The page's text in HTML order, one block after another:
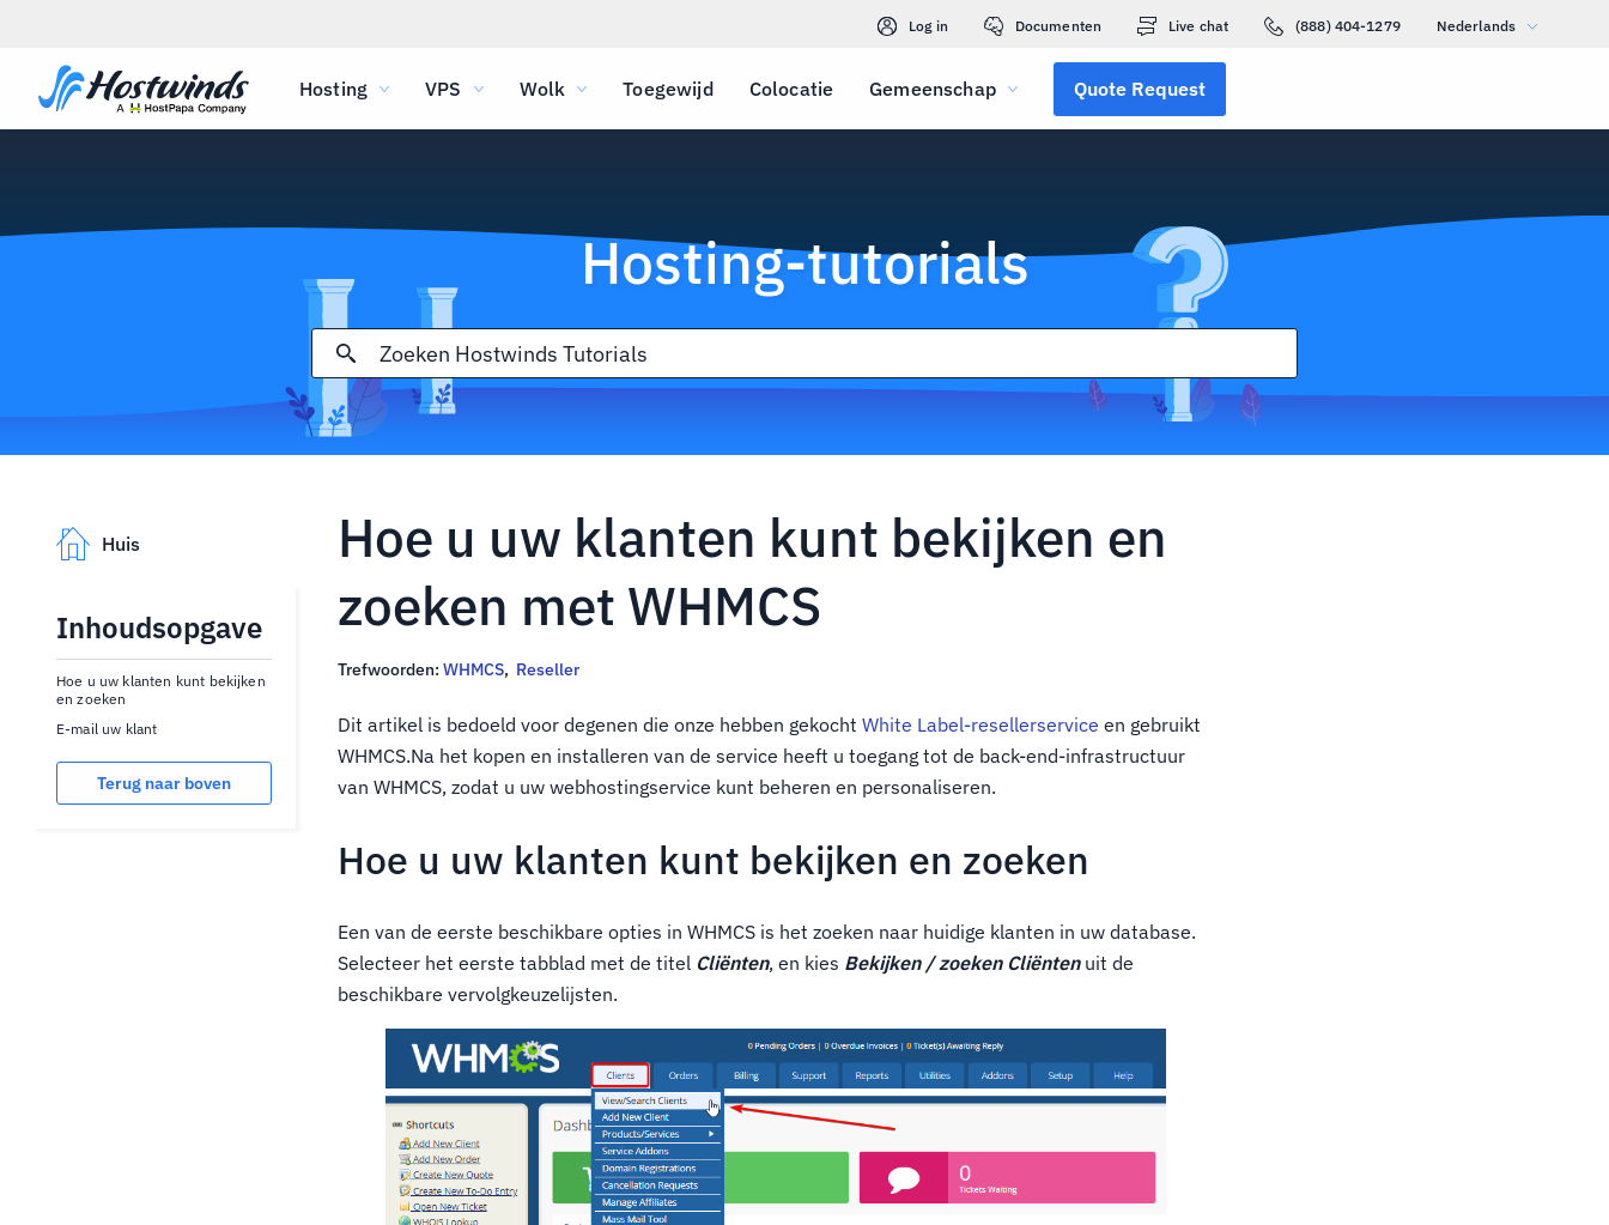
Log in Documenten Live chat (888) 404-1279 Nederlands
Hosting VPS Wolk Toegewijd Colocatie Gemeenschap Quote Request
Hosting-tutorials
Huis
Inhoudsopgave
Hoe u uw klanten kunt bekijken
en zoeken
E-mail uw klant
Terug naar boven
Hoe u uw klanten kunt bekijken en
zoeken met WHMCS
Trefwoorden: WHMCS, Reseller
Dit artikel is bedoeld voor degenen die onze hebben gekochtWhite Label-resellerservice en gebruikt
WHMCS.Na het kopen en installeren van de service heeft u toegang tot de back-end-infrastructuur
van WHMCS, zodat u uw webhostingservice kunt beheren en personaliseren.
Hoe u uw klanten kunt bekijken en zoeken
Een van de eerste beschikbare opties in WHMCS is het zoeken naar huidige klanten in uw database.
Selecteer het eerste tabblad met de titel Cliënten, en kies Bekijken / zoeken Cliëntenuit de
beschikbare vervolgkeuzelijsten.